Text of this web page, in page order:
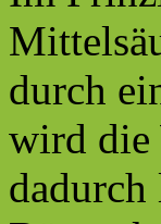
durch
wird die
dadurch